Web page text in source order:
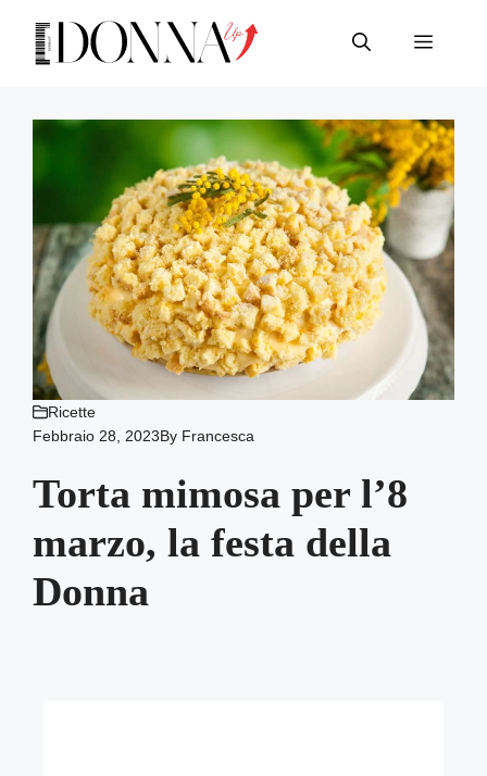
contenuto
Menu
Ricette
Febbraio 28, 2023By Francesca
Torta mimosa per l’8
marzo, la festa della
Donna